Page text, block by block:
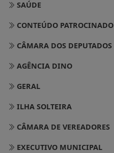
SAÚDE
CONTEÚDO PATROCINADO
CÂMARA DOS DEPUTADOS
AGÊNCIA DINO
GERAL
ILHA SOLTEIRA
CÂMARA DE VEREADORES
EXECUTIVO MUNICIPAL